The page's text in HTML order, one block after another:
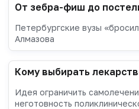
От зебра-фиш до
Петербургские вузы
Алмазова
Кому выбирать
Идея ограничить
неготовность